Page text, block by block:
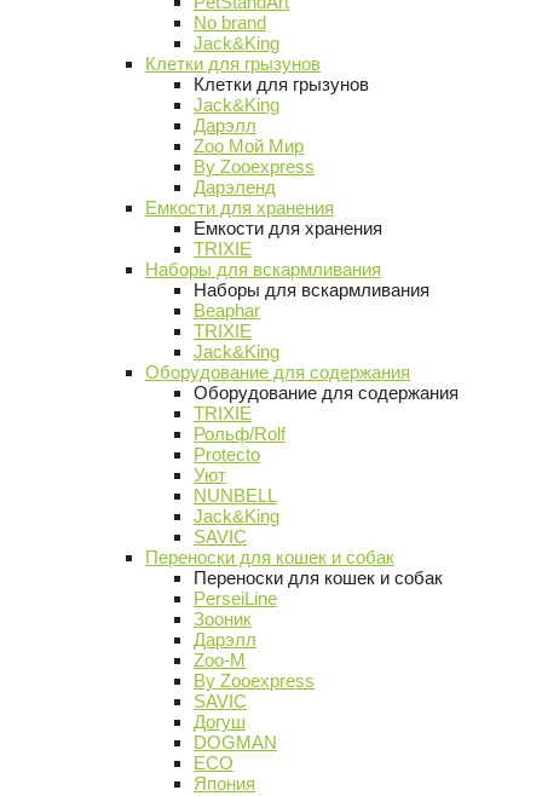
No brand
Jack&King
Клетки для грызунов
Клетки для грызунов
Jack&King
Дарэлл
Zoo Мой Мир
By Zooexpress
Дарэленд
Емкости для хранения
Емкости для хранения
TRIXIE
Наборы для вскармливания
Наборы для вскармливания
Beaphar
TRIXIE
Jack&King
Оборудование для содержания
Оборудование для содержания
TRIXIE
Рольф/Rolf
Protecto
Уют
NUNBELL
Jack&King
SAVIC
Переноски для кошек и собак
Переноски для кошек и собак
PerseiLine
Зооник
Дарэлл
Zoo-M
By Zooexpress
SAVIC
Догуш
DOGMAN
ECO
Япония